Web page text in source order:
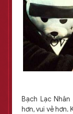
Bạch Lạc
hơn, vui vẻ hơn.